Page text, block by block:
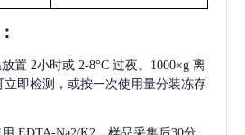
：
置 2小时或 2-8°C 过夜。1000×g 离
立即检测，或按一次使用量分装冻存